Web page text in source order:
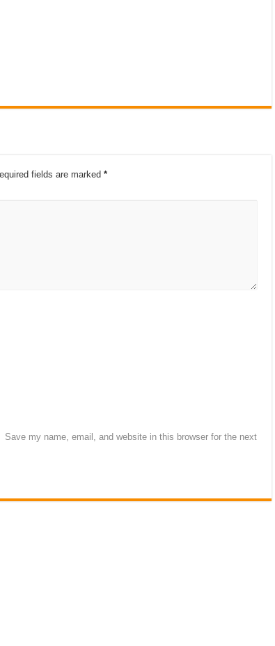
fields are marked *
Save my name, email, and website in this browser for the next